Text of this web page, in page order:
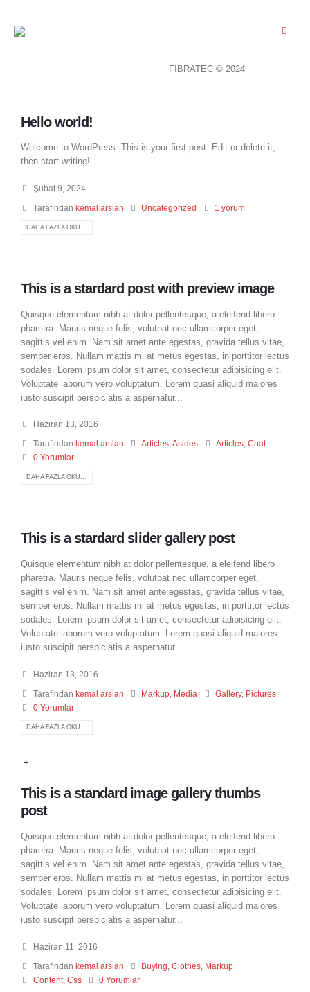
FIBRATEC © 2024
Hello world!
Welcome to WordPress. This is your first post. Edit or delete it,
then start writing!
Şubat 9, 2024
Tarafından kemal arslan Uncategorized 1 yorum
DAHA FAZLA OKU...
This is a stardard post with preview image
Quisque elementum nibh at dolor pellentesque, a eleifend libero
pharetra. Mauris neque felis, volutpat nec ullamcorper eget,
sagittis vel enim. Nam sit amet ante egestas, gravida tellus vitae,
semper eros. Nullam mattis mi at metus egestas, in porttitor lectus
sodales. Lorem ipsum dolor sit amet, consectetur adipisicing elit.
Voluptate laborum vero voluptatum. Lorem quasi aliquid maiores
iusto suscipit perspiciatis a aspernatur...
Haziran 13, 2016
Tarafından kemal arslan Articles ,Asides Articles ,Chat
0 Yorumlar
DAHA FAZLA OKU...
This is a stardard slider gallery post
Quisque elementum nibh at dolor pellentesque, a eleifend libero
pharetra. Mauris neque felis, volutpat nec ullamcorper eget,
sagittis vel enim. Nam sit amet ante egestas, gravida tellus vitae,
semper eros. Nullam mattis mi at metus egestas, in porttitor lectus
sodales. Lorem ipsum dolor sit amet, consectetur adipisicing elit.
Voluptate laborum vero voluptatum. Lorem quasi aliquid maiores
iusto suscipit perspiciatis a aspernatur...
Haziran 13, 2016
Tarafından kemal arslan Markup Media Gallery, Pictures
0 Yorumlar
DAHA FAZLA OKU...
This is a standard image gallery thumbs
post
Quisque elementum nibh at dolor pellentesque, a eleifend libero
pharetra. Mauris neque felis, volutpat nec ullamcorper eget,
sagittis vel enim. Nam sit amet ante egestas, gravida tellus vitae,
semper eros. Nullam mattis mi at metus egestas, in porttitor lectus
sodales. Lorem ipsum dolor sit amet, consectetur adipisicing elit.
Voluptate laborum vero voluptatum. Lorem quasi aliquid maiores
iusto suscipit perspiciatis a aspernatur...
Haziran 11, 2016
Tarafından kemal arslan Buying ,Clothes Markup
Content, Css 0 Yorumlar